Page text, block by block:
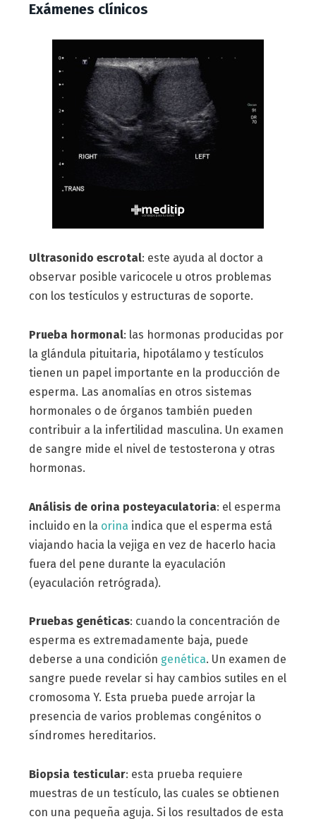
Exámenes clínicos
Ultrasonido escrotal: este ayuda al doctor a
observar posible varicocele u otros problemas
con los testículos y estructuras de soporte.
Prueba hormonal: las hormonas producidas por
la glándula pituitaria, hipotálamo y testículos
tienen un papel importante en la producción de
esperma. Las anomalías en otros sistemas
hormonales o de órganos también pueden
contribuir a la infertilidad masculina. Un examen
de sangre mide el nivel de testosterona y otras
hormonas.
Análisis de orina posteyaculatoria: el esperma
incluido en la orina indica que el esperma está
viajando hacia la vejiga en vez de hacerlo hacia
fuera del pene durante la eyaculación
(eyaculación retrógrada).
Pruebas genéticas: cuando la concentración de
esperma es extremadamente baja, puede
deberse a una condición genética. Un examen de
sangre puede revelar si hay cambios sutiles en el
cromosoma Y. Esta prueba puede arrojar la
presencia de varios problemas congénitos o
síndromes hereditarios.
Biopsia testicular: esta prueba requiere
muestras de un testículo, las cuales se obtienen
con una pequeña aguja. Si los resultados de esta